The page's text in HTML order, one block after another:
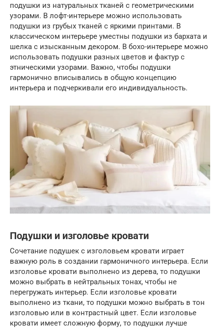
подушки из натуральных тканей с геометрическими
узорами. В лофт-интерьере можно использовать
подушки из грубых тканей с яркими принтами. В
классическом интерьере уместны подушки из бархата и
шелка с изысканным декором. В бохо-интерьере можно
использовать подушки разных цветов и фактур с
этническими узорами. Важно, чтобы подушки
гармонично вписывались в общую концепцию
интерьера и подчеркивали его индивидуальность.
Подушки и изголовье кровати
Сочетание подушек с изголовьем кровати играет
важную роль в создании гармоничного интерьера. Если
изголовье кровати выполнено из дерева, то подушки
можно выбрать в нейтральных тонах, чтобы не
перегружать интерьер. Если изголовье кровати
выполнено из ткани, то подушки можно выбрать в тон
изголовью или в контрастный цвет. Если изголовье
кровати имеет сложную форму, то подушки лучше